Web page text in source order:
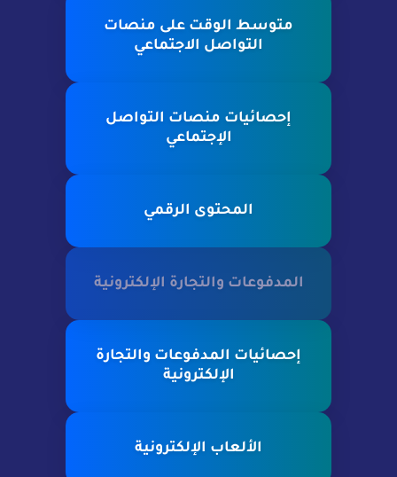
متوسط الوقت على منصات
التواصل الاجتماعي
إحصائيات منصات التواصل
الإجتماعي
المحتوى الرقمي
المدفوعات والتجارة الإلكترونية
إحصائيات المدفوعات والتجارة
الإلكترونية
الألعاب الإلكترونية